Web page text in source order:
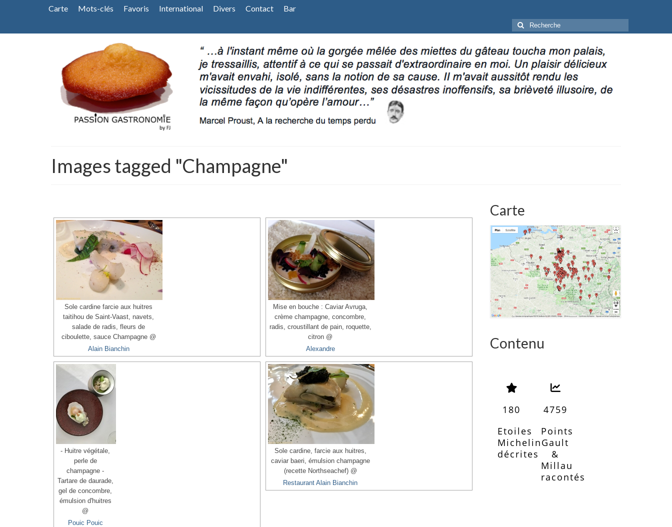
Carte Mots-clés Favoris International Divers Contact Bar
Rechercher
:
Images tagged "Champagne"
Sole cardine farcie aux huitres
taitihou de Saint-Vaast, navets,
salade de radis, fleurs de
ciboulette, sauce Champagne @
Alain Bianchin
Mise en bouche : Caviar Avruga,
crème champagne, concombre,
radis, croustillant de pain, roquette,
citron @
Alexandre
- Huitre végétale,
perle de
champagne -
Tartare de daurade,
gel de concombre,
émulsion d'huitres
@
Pouic Pouic
Sole cardine, farcie aux huitres,
caviar baeri, émulsion champagne
(recette Northseachef) @
Restaurant Alain Bianchin
Carte
Contenu
180
Etoiles
Michelin
décrites
4759
Points
Gault
&
Millau
racontés